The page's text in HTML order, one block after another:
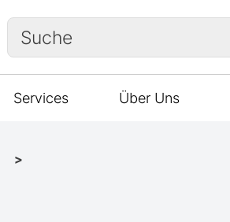
Suche
Services Über Uns